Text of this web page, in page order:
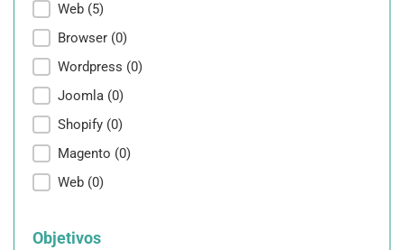
Plataformas
Web (5)
Browser (0)
Wordpress (0)
Joomla (0)
Shopify (0)
Magento (0)
Web (0)
Objetivos